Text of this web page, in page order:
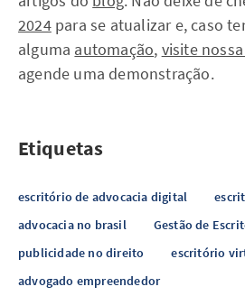
2024para se atualizar e, caso
alguma automação, visite
agende uma demonstração.
Etiquetas
escritório de advocacia digital
advocacia no brasil
Gestão de
publicidade no direito
escritório
advogado empreendedor